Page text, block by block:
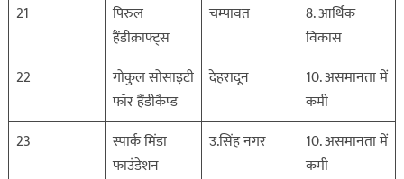
21
पिरुल
हैंडीक्राफ्ट्स
चम्पावत
8. आर्थिक
विकास
22
गोकुल सोसाइटी
फॉर हैंडीकैप्ड
देहरादून
10. असमानता में
कमी
23
स्पार्क मिंडा
फाउंडेशन
उ.सिंह नगर
10. असमानता में
कमी